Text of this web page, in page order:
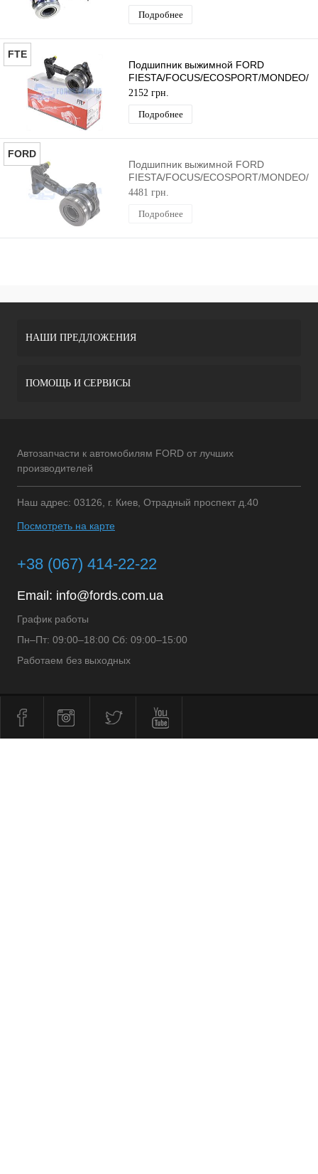
Подробнее
FTE
Подшипник выжимной FORD
FIESTA/FOCUS/ECOSPORT/MONDEO/
2010- FTE
2152 грн.
Подробнее
FORD
Подшипник выжимной FORD
FIESTA/FOCUS/ECOSPORT/MONDEO/
2010- ORIGINAL
4481 грн.
Подробнее
НАШИ ПРЕДЛОЖЕНИЯ
ПОМОЩЬ И СЕРВИСЫ
Автозапчасти к автомобилям FORD от лучших
производителей
Наш адрес: 03126, г. Киев, Отрадный проспект д.40
Посмотреть на карте
+38 (067) 414-22-22
Email: info@fords.com.ua
График работы
Пн–Пт: 09:00–18:00 Сб: 09:00–15:00
Работаем без выходных